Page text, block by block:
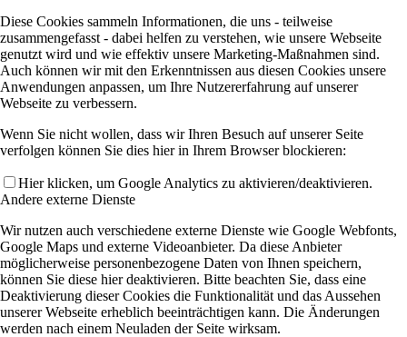
Diese Cookies sammeln Informationen, die uns - teilweise
zusammengefasst - dabei helfen zu verstehen, wie unsere Webseite
genutzt wird und wie effektiv unsere Marketing-Maßnahmen sind.
Auch können wir mit den Erkenntnissen aus diesen Cookies unsere
Anwendungen anpassen, um Ihre Nutzererfahrung auf unserer
Webseite zu verbessern.
Wenn Sie nicht wollen, dass wir Ihren Besuch auf unserer Seite
verfolgen können Sie dies hier in Ihrem Browser blockieren:
Hier klicken, um Google Analytics zu aktivieren/deaktivieren.
Andere externe Dienste
Wir nutzen auch verschiedene externe Dienste wie Google Webfonts,
Google Maps und externe Videoanbieter. Da diese Anbieter
möglicherweise personenbezogene Daten von Ihnen speichern,
können Sie diese hier deaktivieren. Bitte beachten Sie, dass eine
Deaktivierung dieser Cookies die Funktionalität und das Aussehen
unserer Webseite erheblich beeinträchtigen kann. Die Änderungen
werden nach einem Neuladen der Seite wirksam.